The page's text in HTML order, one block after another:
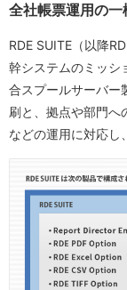
全社帳票運用の
RDE SUITE（以降
幹システムのミッシ
合スプールサーバー
刷と、拠点や部門へ
などの運用に対応し